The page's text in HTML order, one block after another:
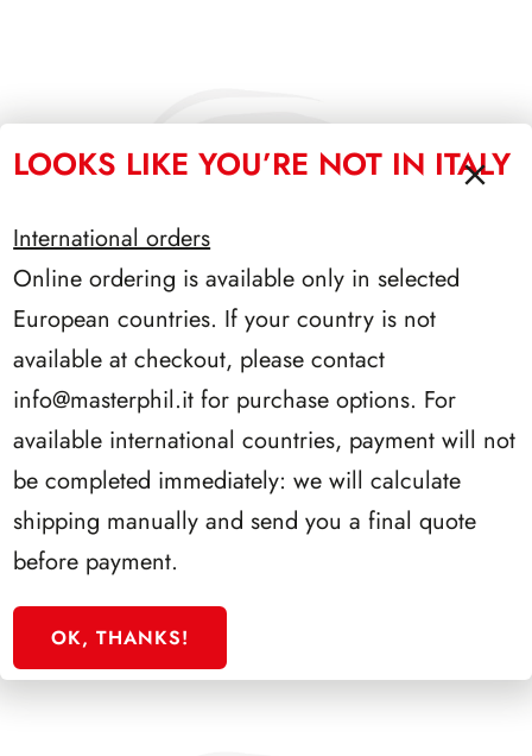
SFORZESCO ITALIA 1986 PAGINE 4
LOOKS LIKE YOU’RE NOT IN ITALY
International orders
Online ordering is available only in selected
European countries. If your country is not
available at checkout, please contact
info@masterphil.it for purchase options. For
available international countries, payment will not
be completed immediately: we will calculate
shipping manually and send you a final quote
before payment.
OK, THANKS!